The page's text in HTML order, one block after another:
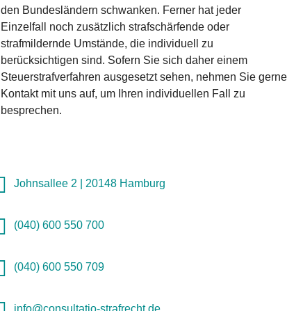
den Bundesländern schwanken. Ferner hat jeder
Einzelfall noch zusätzlich strafschärfende oder
strafmildernde Umstände, die individuell zu
berücksichtigen sind. Sofern Sie sich daher einem
Steuerstrafverfahren ausgesetzt sehen, nehmen Sie gerne
Kontakt mit uns auf, um Ihren individuellen Fall zu
besprechen.
Johnsallee 2 | 20148 Hamburg
(040) 600 550 700
(040) 600 550 709
info@consultatio-strafrecht.de